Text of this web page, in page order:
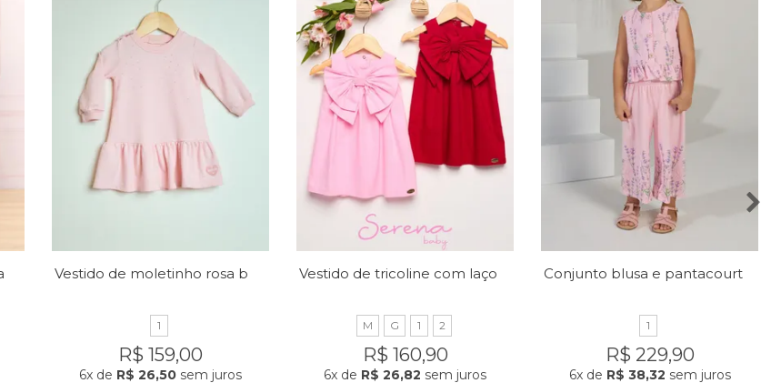
1
R$ 159,00
6x de R$ 26,50 sem juros
M G 1 2
R$ 160,90
6x de R$ 26,82 sem juros
1
R$ 229,90
6xde R$ 38,32 sem juros